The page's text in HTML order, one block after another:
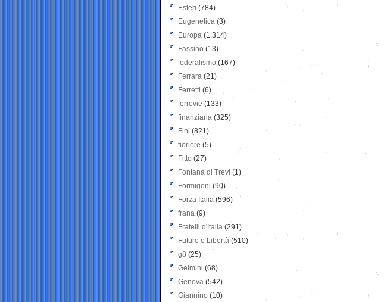
Esteri (784)
Eugenetica (3)
Europa (1.314)
Fassino (13)
federalismo (167)
Ferrara (21)
Ferretti (6)
ferrovie (133)
finanziaria (325)
Fini (821)
fioriere (5)
Fitto (27)
Fontana di Trevi (1)
Formigoni (90)
Forza Italia (596)
frana (9)
Fratelli d'Italia (291)
Futuro e Libertà (510)
g8 (25)
Gelmini (68)
Genova (542)
Giannino (10)